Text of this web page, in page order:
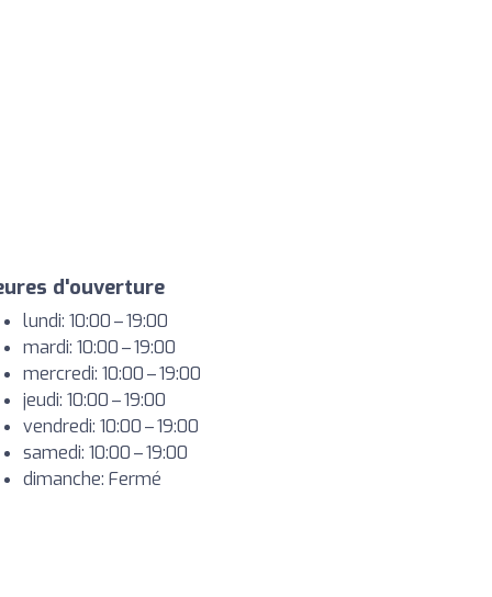
d'ouverture
lundi: 10:00 – 19:00
mardi: 10:00 – 19:00
mercredi: 10:00 – 19:00
jeudi: 10:00 – 19:00
vendredi: 10:00 – 19:00
samedi: 10:00 – 19:00
dimanche: Fermé